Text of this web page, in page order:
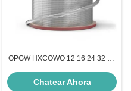
OPGW HXCOWO 12 16 24 32 36
alimentación del núcleo
Chatear Ahora